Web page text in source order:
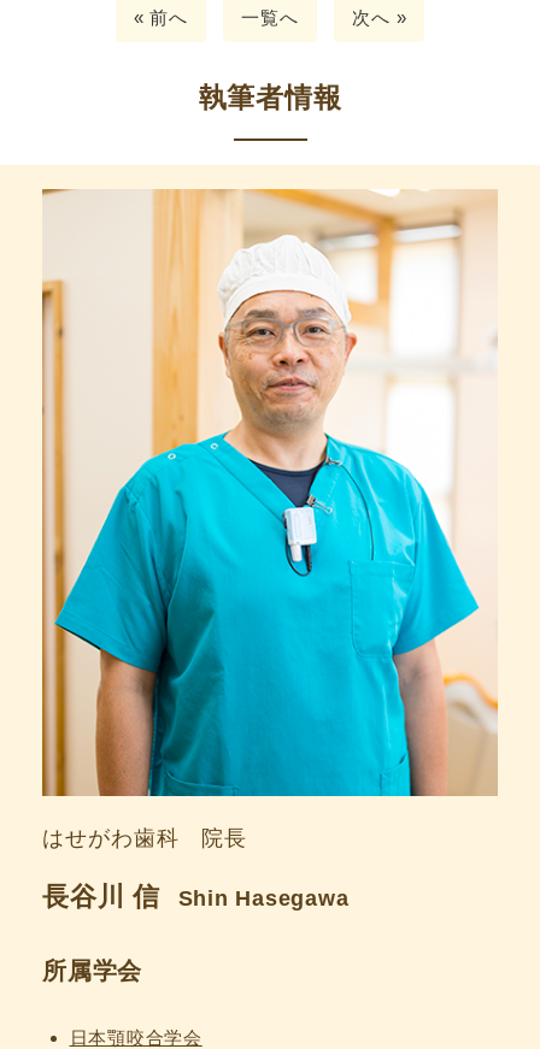
« 前へ 一覧へ 次へ »
執筆者情報
はせがわ歯科 院長
長谷川 信 Shin Hasegawa
所属学会
日本顎咬合学会